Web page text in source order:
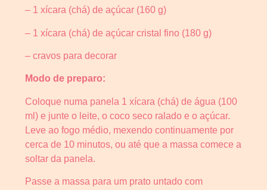
– 1 xícara (chá) de açúcar (160 g)
– 1 xícara (chá) de açúcar cristal fino (180 g)
– cravos para decorar
Modo de preparo:
Coloque numa panela 1 xícara (chá) de água (100
ml) e junte o leite, o coco seco ralado e o açúcar.
Leve ao fogo médio, mexendo continuamente por
cerca de 10 minutos, ou até que a massa comece a
soltar da panela.
Passe a massa para um prato untado com